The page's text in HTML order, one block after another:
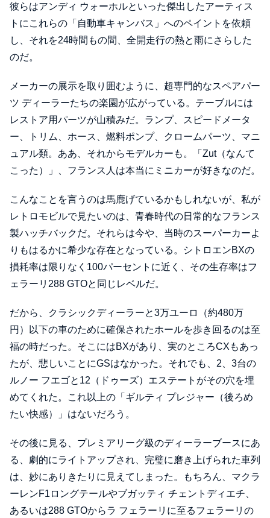
彼らはアンディ ウォーホルといった傑出したアーティス
トにこれらの「自動車キャンバス」へのペイントを依頼
し、それを24時間もの間、全開走行の熱と雨にさらした
のだ。
メーカーの展示を取り囲むように、超専門的なスペアパー
ツ ディーラーたちの楽園が広がっている。テーブルには
レストア用パーツが山積みだ。ランプ、スピードメータ
ー、トリム、ホース、燃料ポンプ、クロームパーツ、マニ
ュアル類。ああ、それからモデルカーも。「Zut（なんて
こった）」、フランス人は本当にミニカーが好きなのだ。
こんなことを言うのは馬鹿げているかもしれないが、私が
レトロモビルで見たいのは、青春時代の日常的なフランス
製ハッチバックだ。それらは今や、当時のスーパーカーよ
りもはるかに希少な存在となっている。シトロエンBXの
損耗率は限りなく100パーセントに近く、その生存率はフ
ェラーリ288 GTOと同じレベルだ。
だから、クラシックディーラーと3万ユーロ（約480万
円）以下の車のために確保されたホールを歩き回るのは至
福の時だった。そこにはBXがあり、実のところCXもあっ
たが、悲しいことにGSはなかった。それでも、2、3台の
ルノー フエゴと12（ドゥーズ）エステートがその穴を埋
めてくれた。これ以上の「ギルティ プレジャー（後ろめ
たい快感）」はないだろう。
その後に見る、プレミアリーグ級のディーラーブースにあ
る、劇的にライトアップされ、完璧に磨き上げられた車列
は、妙にありきたりに見えてしまった。もちろん、マクラ
ーレンF1ロングテールやブガッティ チェントディエチ、
あるいは288 GTOからラ フェラーリに至るフェラーリの